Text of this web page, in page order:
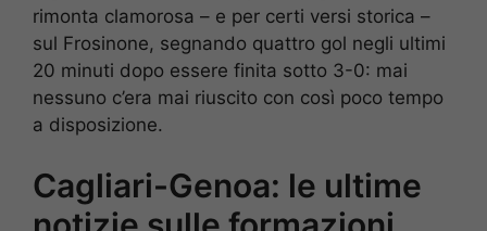
rimonta clamorosa – e per certi versi storica –
sul Frosinone, segnando quattro gol negli ultimi
20 minuti dopo essere finita sotto 3-0: mai
nessuno c’era mai riuscito con così poco tempo
a disposizione.
Cagliari-Genoa: le ultime